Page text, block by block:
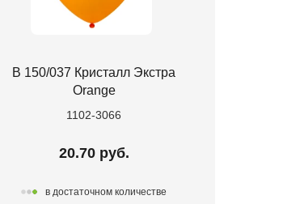
В 150/037 Кристалл Экстра
Orange
1102-3066
20.70 руб.
в достаточном количестве